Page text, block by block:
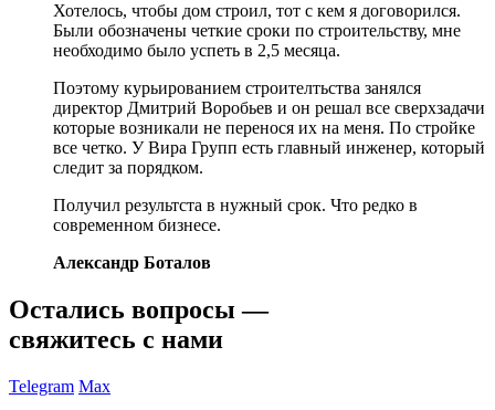
Хотелось, чтобы дом строил, тот с кем я договорился.
Были обозначены четкие сроки по строительству, мне
необходимо было успеть в 2,5 месяца.
Поэтому курьированием строителтьства занялся
директор Дмитрий Воробьев и он решал все сверхзадачи
которые возникали не перенося их на меня. По стройке
все четко. У Вира Групп есть главный инженер, который
следит за порядком.
Получил результста в нужный срок. Что редко в
современном бизнесе.
Александр Боталов
Остались вопросы —
свяжитесь с нами
Telegram Max